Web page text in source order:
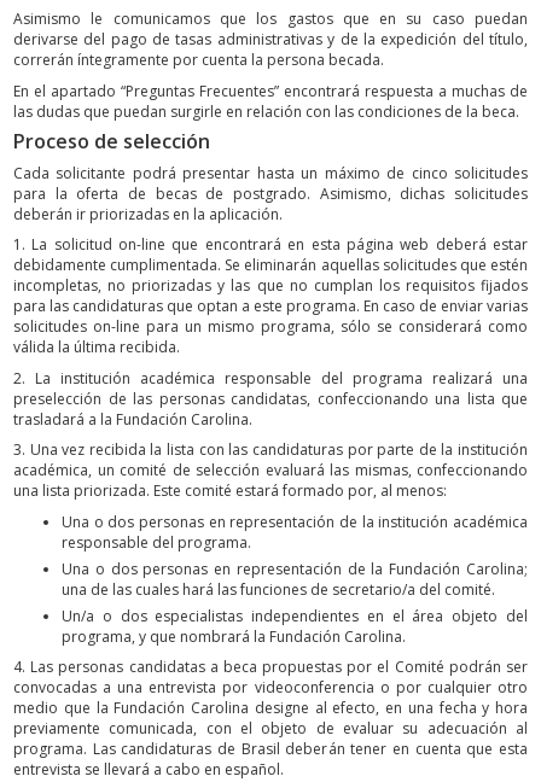
Asimismo le comunicamos que los gastos que en su caso puedan
derivarse del pago de tasas administrativas y de la expedición del título,
correrán íntegramente por cuenta la persona becada.
En el apartado “Preguntas Frecuentes” encontrará respuesta a muchas de
las dudas que puedan surgirle en relación con las condiciones de la beca.
Proceso de selección
Cada solicitante podrá presentar hasta un máximo de cinco solicitudes
para la oferta de becas de postgrado. Asimismo, dichas solicitudes
deberán ir priorizadas en la aplicación.
1. La solicitud on-line que encontrará en esta página web deberá estar
debidamente cumplimentada. Se eliminarán aquellas solicitudes que estén
incompletas, no priorizadas y las que no cumplan los requisitos fijados
para las candidaturas que optan a este programa. En caso de enviar varias
solicitudes on-line para un mismo programa, sólo se considerará como
válida la última recibida.
2. La institución académica responsable del programa realizará una
preselección de las personas candidatas, confeccionando una lista que
trasladará a la Fundación Carolina.
3. Una vez recibida la lista con las candidaturas por parte de la institución
académica, un comité de selección evaluará las mismas, confeccionando
una lista priorizada. Este comité estará formado por, al menos:
Una o dos personas en representación de la institución académica
responsable del programa.
Una o dos personas en representación de la Fundación Carolina;
una de las cuales hará las funciones de secretario/a del comité.
Un/a o dos especialistas independientes en el área objeto del
programa, y que nombrará la Fundación Carolina.
4. Las personas candidatas a beca propuestas por el Comité podrán ser
convocadas a una entrevista por videoconferencia o por cualquier otro
medio que la Fundación Carolina designe al efecto, en una fecha y hora
previamente comunicada, con el objeto de evaluar su adecuación al
programa. Las candidaturas de Brasil deberán tener en cuenta que esta
entrevista se llevará a cabo en español.